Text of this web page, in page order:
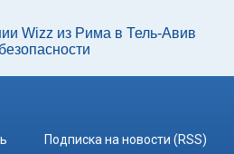
Wizz из Рима в Тель-Авив
Подписка на новости (RSS)